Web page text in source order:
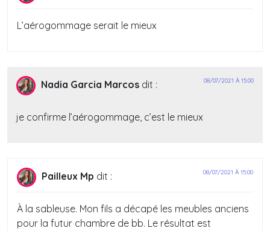
L’aérogommage serait le mieux
Nadia Garcia Marcos dit : 08/07/2021 À 15:00
je confirme l’aérogommage, c’est le mieux
Pailleux Mp dit : 08/07/2021 À 15:00
À la sableuse. Mon fils a décapé les meubles anciens
pour la futur chambre de bb. Le résultat est